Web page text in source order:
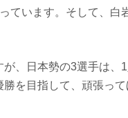
ています。そして、白
、日本勢の3選手は、
を目指して、頑張って